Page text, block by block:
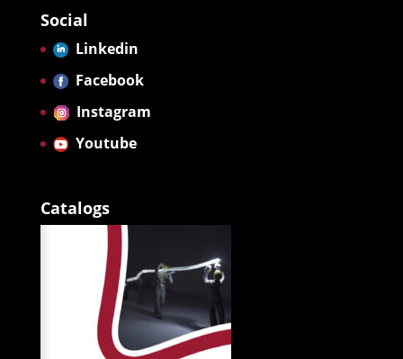
Social
Linkedin
Facebook
Instagram
Youtube
Catalogs